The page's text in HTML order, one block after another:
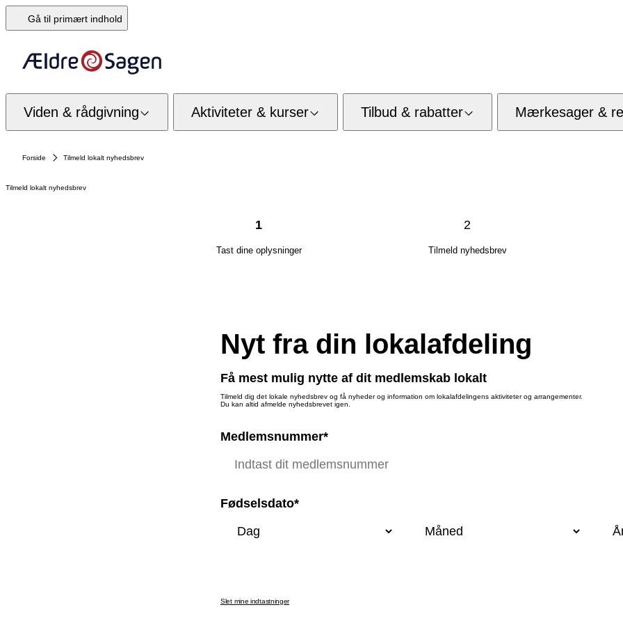
Gå til primært indhold
Viden & rådgivning Aktiviteter & kurser Tilbud & rabatter Mærkesager &
Forside Tilmeld lokalt nyhedsbrev
Tilmeld lokalt nyhedsbrev
1
Tast dine oplysninger
2
Tilmeld nyhedsbrev
Nyt fra din lokalafdeling
Få mest mulig nytte af dit medlemskab lokalt
Tilmeld dig det lokale nyhedsbrev og få nyheder og information om lokalafdelingens aktiviteter og arrangementer.
Du kan altid afmelde nyhedsbrevet igen.
Medlemsnummer*
Fødselsdato*
Slet mine indtastninger